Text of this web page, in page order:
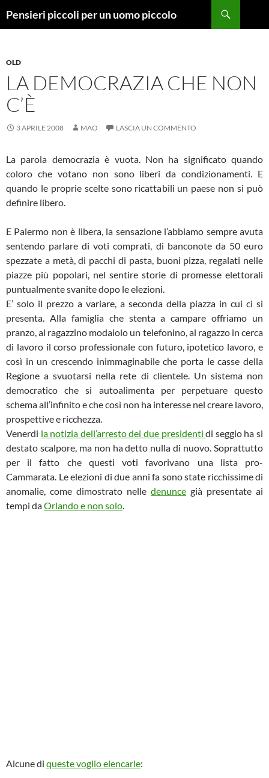
Pensieri piccoli per un uomo piccolo
OLD
LA DEMOCRAZIA CHE NON
C’È
3 APRILE 2008 MAO LASCIA UN COMMENTO
La parola democrazia è vuota. Non ha significato quando
coloro che votano non sono liberi da condizionamenti. E
quando le proprie scelte sono ricattabili un paese non si può
definire libero.
E Palermo non è libera, la sensazione l’abbiamo sempre avuta
sentendo parlare di voti comprati, di banconote da 50 euro
spezzate a metà, di pacchi di pasta, buoni pizza, regalati nelle
piazze più popolari, nel sentire storie di promesse elettorali
puntualmente svanite dopo le elezioni.
E’ solo il prezzo a variare, a seconda della piazza in cui ci si
presenta. Alla famiglia che stenta a campare offriamo un
pranzo, al ragazzino modaiolo un telefonino, al ragazzo in cerca
di lavoro il corso professionale con futuro, ipotetico lavoro, e
così in un crescendo inimmaginabile che porta le casse della
Regione a svuotarsi nella rete di clientele. Un sistema non
democratico che si autoalimenta per perpetuare questo
schema all’infinito e che così non ha interesse nel creare lavoro,
prospettive e ricchezza.
Venerdi la notizia dell’arresto dei due presidentidi seggio ha si
destato scalpore, ma non ha detto nulla di nuovo. Soprattutto
per il fatto che questi voti favorivano una lista pro-
Cammarata. Le elezioni di due anni fa sono state ricchissime di
anomalie, come dimostrato nelle denunce già presentate ai
tempi daOrlando e non solo.
Alcune di queste voglio elencarle: